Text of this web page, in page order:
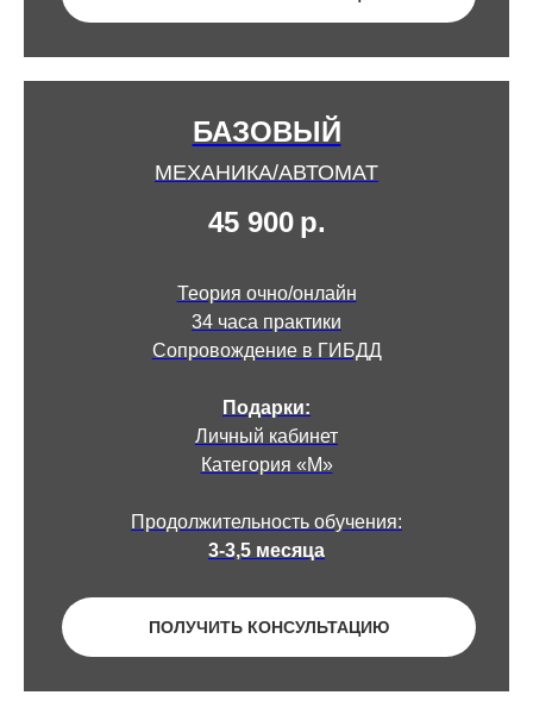
БАЗОВЫЙ
МЕХАНИКА/АВТОМАТ
45 900 р.
Теория очно/онлайн
34 часа практики
Сопровождение в ГИБДД
Подарки:
Личный кабинет
Категория «М»
Продолжительность обучения:
3-3,5 месяца
ПОЛУЧИТЬ КОНСУЛЬТАЦИЮ